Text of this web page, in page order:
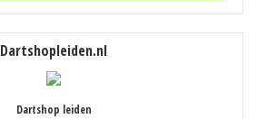
Dartshopleiden.nl
Dartshop leiden